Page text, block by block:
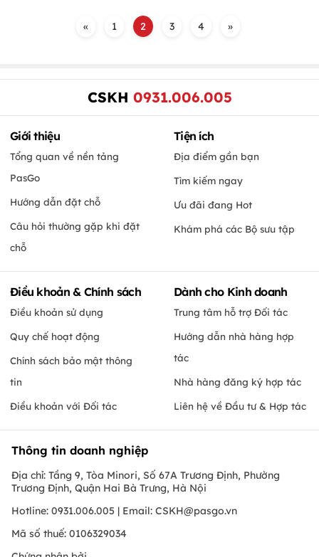
« 1 2 3 4 »
CSKH 0931.006.005
Giới thiệu
Tổng quan về nền tảng
PasGo
Hướng dẫn đặt chỗ
Câu hỏi thường gặp khi đặt
chỗ
Tiện ích
Địa điểm gần bạn
Tìm kiếm ngay
Ưu đãi đang Hot
Khám phá các Bộ sưu tập
Điều khoản & Chính sách
Điều khoản sử dụng
Quy chế hoạt động
Chính sách bảo mật thông
tin
Điều khoản với Đối tác
Dành cho Kinh doanh
Trung tâm hỗ trợ Đối tác
Hướng dẫn nhà hàng hợp
tác
Nhà hàng đăng ký hợp tác
Liên hệ về Đầu tư & Hợp tác
Thông tin doanh nghiệp
Địa chỉ: Tầng 9, Tòa Minori, Số 67A Trương Định, Phường
Trương Định, Quận Hai Bà Trưng, Hà Nội
Hotline: 0931.006.005 | Email: CSKH@pasgo.vn
Mã số thuế: 0106329034